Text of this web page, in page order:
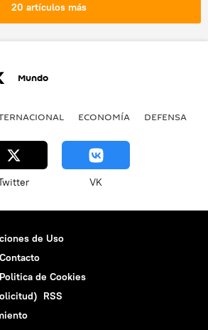
20 artículos más
Mundo
ECONOMÍA DEFENSA
VK
de Uso
Contacto
Politica de Cookies
RSS